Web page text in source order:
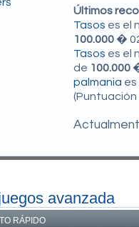
Últimos
Tasos es el
100.000 �
Tasos es el
de 100.000
palmania es
(Puntuación
avanzada
RÁPIDO